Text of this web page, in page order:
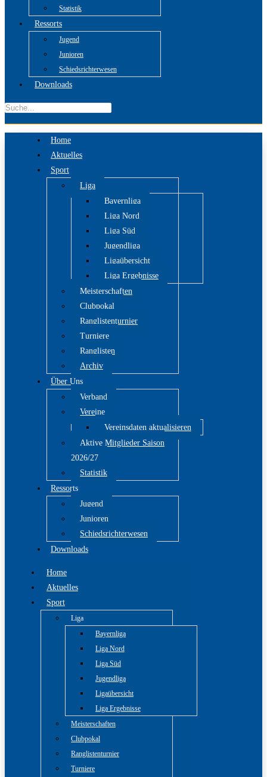
Statistik
Ressorts
Jugend
Junioren
Schiedsrichterwesen
Downloads
Home
Aktuelles
Sport
Liga
Bayernliga
Liga Nord
Liga Süd
Jugendliga
Ligaübersicht
Liga Ergebnisse
Meisterschaften
Clubpokal
Ranglistenturnier
Turniere
Ranglisten
Archiv
Über Uns
Verband
Vereine
Vereinsdaten aktualisieren
Aktive Mitglieder Saison
2026/27
Statistik
Ressorts
Jugend
Junioren
Schiedsrichterwesen
Downloads
Home
Aktuelles
Sport
Liga
Bayernliga
Liga Nord
Liga Süd
Jugendliga
Ligaübersicht
Liga Ergebnisse
Meisterschaften
Clubpokal
Ranglistenturnier
Turniere